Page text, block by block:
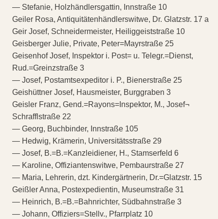
— Stefanie, Holzhändlersgattin, Innstraße 10
Geiler Rosa, Antiquitätenhändlerswitwe, Dr. Glatzstr. 17 a
Geir Josef, Schneidermeister, Heiliggeiststraße 10
Geisberger Julie, Private, Peter=Mayrstraße 25
Geisenhof Josef, Inspektor i. Post= u. Telegr.=Dienst,
Rud.=Greinzstraße 3
— Josef, Postamtsexpeditor i. P., Bienerstraße 25
Geishüttner Josef, Hausmeister, Burggraben 3
Geisler Franz, Gend.=Rayons=Inspektor, M., Josef¬
Schrafflstraße 22
— Georg, Buchbinder, Innstraße 105
— Hedwig, Krämerin, Universitätsstraße 29
— Josef, B.=B.=Kanzleidiener, H., Stamserfeld 6
— Karoline, Offiziantenswitwe, Pembaurstraße 27
— Maria, Lehrerin, dzt. Kindergärtnerin, Dr.=Glatzstr. 15
Geißler Anna, Postexpedientin, Museumstraße 31
— Heinrich, B.=B.=Bahnrichter, Südbahnstraße 3
— Johann, Offiziers=Stellv., Pfarrplatz 10